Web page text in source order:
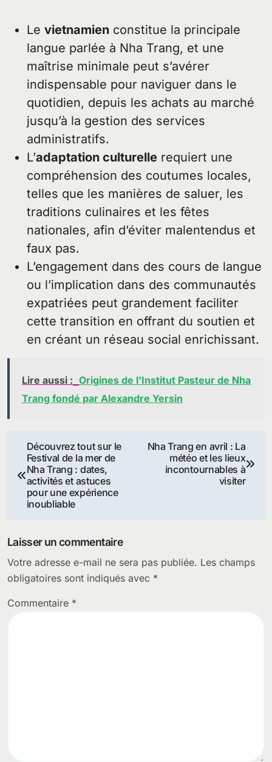
Le vietnamien constitue la principale
langue parlée à Nha Trang, et une
maîtrise minimale peut s’avérer
indispensable pour naviguer dans le
quotidien, depuis les achats au marché
jusqu’à la gestion des services
administratifs.
L’adaptation culturelle requiert une
compréhension des coutumes locales,
telles que les manières de saluer, les
traditions culinaires et les fêtes
nationales, afin d’éviter malentendus et
faux pas.
L’engagement dans des cours de langue
ou l’implication dans des communautés
expatriées peut grandement faciliter
cette transition en offrant du soutien et
en créant un réseau social enrichissant.
Lire aussi : Origines de l'Institut Pasteur de Nha
Trang fondé par Alexandre Yersin
Navigation
de
l’article
Découvrez tout sur le
Festival de la mer de
Nha Trang : dates,
activités et astuces
pour une expérience
inoubliable
Nha Trang en avril : La
météo et les lieux
incontournables à
visiter
Laisser un commentaire
Votre adresse e-mail ne sera pas publiée. Les champs
obligatoires sont indiqués avec *
Commentaire *